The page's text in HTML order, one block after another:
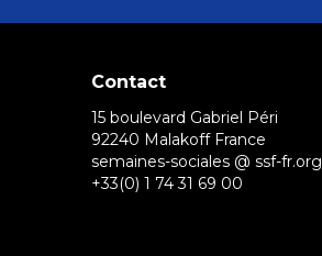
Contact
15 boulevard Gabriel Péri
92240 Malakoff France
semaines-sociales @ ssf-fr.org
+33(0) 1 74 31 69 00